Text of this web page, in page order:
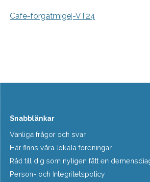
Cafe-förgätmigej-VT24
Snabblänkar
Vanliga frågor och svar
Här finns våra lokala föreningar
Råd till dig som nyligen fått en
Person- och Integritetspolicy